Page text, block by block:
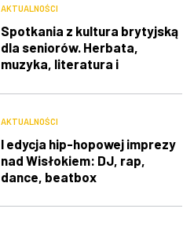
AKTUALNOŚCI
Spotkania z kultura brytyjską
dla seniorów. Herbata,
muzyka, literatura i
AKTUALNOŚCI
I edycja hip-hopowej imprezy
nad Wisłokiem: DJ, rap,
dance, beatbox